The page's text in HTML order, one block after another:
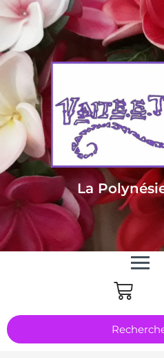
Livraison sous 24/48h en Métropole
euros d'achat en Métropole, dès
La